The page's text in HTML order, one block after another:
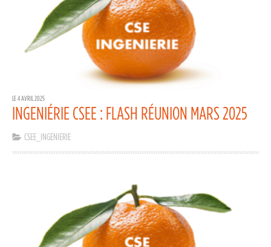
LE 4 AVRIL 2025
INGENIÉRIE CSEE : FLASH RÉUNION MARS 2025
CSEE_INGENIERIE